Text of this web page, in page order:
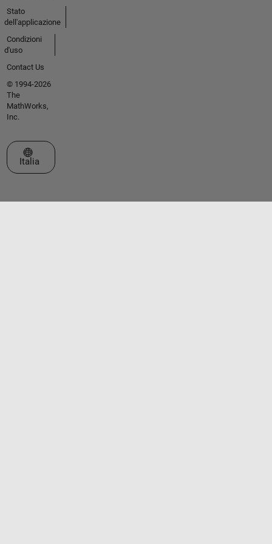
Stato
dell'applicazione
Condizioni
d'uso
Contact Us
© 1994-2026
The
MathWorks,
Inc.
Seleziona un sito web
Italia